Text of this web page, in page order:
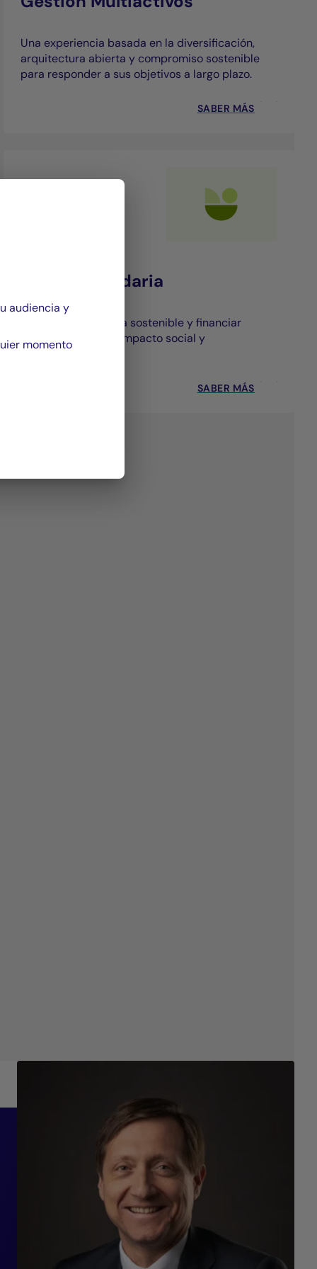
Una experiencia basada en la diversificación,
arquitectura abierta y compromiso sostenible
para responder a sus objetivos a largo plazo.
SABER MÁS
Gestión Solidaria
Crear valor de forma sostenible y financiar
proyectos con alto impacto social y
medioambiental.
SABER MÁS
audiencia y
momento